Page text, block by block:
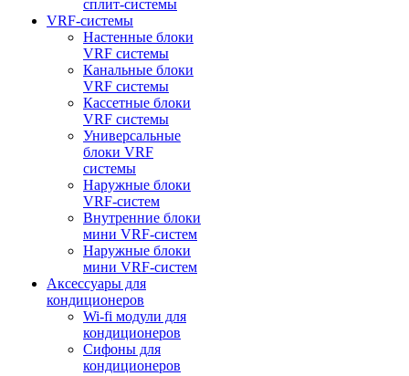
сплит-системы
VRF-системы
Настенные блоки
VRF системы
Канальные блоки
VRF системы
Кассетные блоки
VRF системы
Универсальные
блоки VRF
системы
Наружные блоки
VRF-систем
Внутренние блоки
мини VRF-систем
Наружные блоки
мини VRF-систем
Аксессуары для
кондиционеров
Wi-fi модули для
кондиционеров
Сифоны для
кондиционеров